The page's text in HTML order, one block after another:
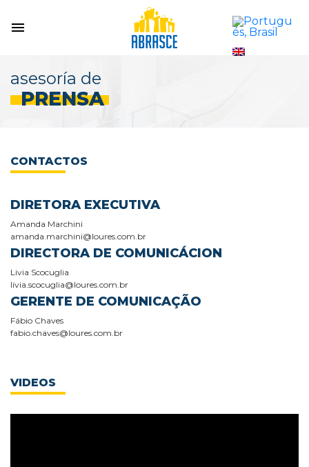
asesoría de
PRENSA
CONTACTOS
DIRETORA EXECUTIVA
Amanda Marchini
amanda.marchini@loures.com.br
DIRECTORA DE COMUNICÁCION
Livia Scocuglia
livia.scocuglia@loures.com.br
GERENTE DE COMUNICAÇÃO
Fábio Chaves
fabio.chaves@loures.com.br
VIDEOS